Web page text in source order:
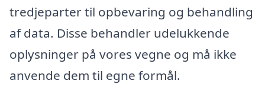
tredjeparter til opbevaring og behandling
af data. Disse behandler udelukkende
oplysninger på vores vegne og må ikke
anvende dem til egne formål.